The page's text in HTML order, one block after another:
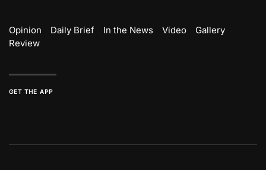
Opinion Daily Brief In the News Video
Gallery
Review
GET THE APP